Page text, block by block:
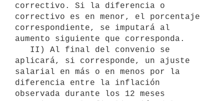
correctivo. Si la diferencia o
correctivo es en menor, el porcentaje
correspondiente, se imputará al
aumento siguiente que corresponda.
aplicará, si corresponde, un ajuste
salarial en más o en menos por la
diferencia entre la inflación
observada durante los 12 meses